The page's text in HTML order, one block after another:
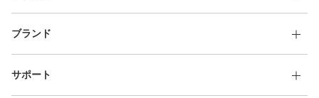
ブランド
サポート